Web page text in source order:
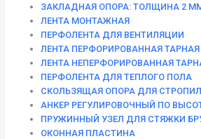
ЗАКЛАДНАЯ ОПОРА: ТОЛЩИНА 2
ЛЕНТА МОНТАЖНАЯ
ПЕРФОЛЕНТА ДЛЯ ВЕНТИЛЯЦИИ
ЛЕНТА ПЕРФОРИРОВАННАЯ ТАРНАЯ
ЛЕНТА НЕПЕРФОРИРОВАННАЯ
ПЕРФОЛЕНТА ДЛЯ ТЕПЛОГО ПОЛА
СКОЛЬЗЯЩАЯ ОПОРА ДЛЯ СТРОПИЛ
АНКЕР РЕГУЛИРОВОЧНЫЙ ПО
ПРУЖИННЫЙ УЗЕЛ ДЛЯ СТЯЖКИ
ОКОННАЯ ПЛАСТИНА